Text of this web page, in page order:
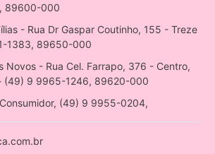
89600-000
- Rua Dr Gaspar Coutinho, 155 - Treze
1383, 89650-000
Novos - Rua Cel. Farrapo, 376 - Centro,
(49) 9 9965-1246, 89620-000
(49) 9 9955-0204,